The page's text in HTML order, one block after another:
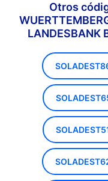
Otros
LANDESBANK